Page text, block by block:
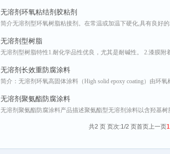
无溶剂环氧粘结剂胶粘剂
简介无溶剂型环氧树脂粘接剂。在常温或加温下硬化,具有良好
无溶剂型树脂
无溶剂型树脂特性1.耐化学品性优良，尤其是耐碱性。 2.漆膜
无溶剂长效重防腐涂料
简介：无溶剂环氧高固体涂料（High solid epoxy coating）由环氧
无溶剂聚氨酯防腐涂料
无溶剂聚氨酯防腐涂料产品描述聚氨酯型无溶剂涂料以含羟基
共2 页 页次:1/2 页首页上一页1